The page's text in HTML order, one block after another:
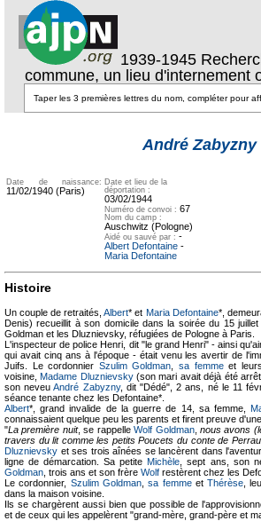
1939-1945
commune, un lieu d'internement
André Zabyzny
Date de naissance:
11/02/1940 (Paris)
Date et lieu de la
déportation :
03/02/1944
Numéro de convoi : 67
Nom du camp :
Auschwitz (Pologne)
Aidé ou sauvé par : -
Albert Defontaine -
Maria Defontaine
Histoire
Un couple de retraités,Albert* et Maria Defontaine*,
Denis) recueillit à son domicile dans la soirée du 15
Goldman et les Dluznievsky, réfugiées de Pologne à Paris.
L'inspecteur de police Henri, dit "le grand Henri" - ainsi
qui avait cinq ans à l'époque - était venu les avertir de
Juifs. Le cordonnier Szulim Goldman ,sa femmeet
voisine,Madame Dluznievsky(son mari avait déjà été
son neveuAndré Zabyzny, dit "Dédé", 2 ans, né le 11
séance tenante chez les Defontaine*.
Albert*, grand invalide de la guerre de 14, sa femme,
connaissaient quelque peu les parents et firent preuve
"La première nuit, se rappelleWolf Goldman,nous avons
travers du lit comme les petits Poucets du conte de
Dluznievsky et ses trois aînées se lancèrent dans
ligne de démarcation. Sa petiteMichèle , sept ans, son
Goldman , trois ans et son frère Wolf restèrent chez les
Le cordonnier, Szulim Goldman,sa femmeetThérèse ,
dans la maison voisine.
Ils se chargèrent aussi bien que possible de
et de ceux qui les appelèrent "grand-mère, grand-père et